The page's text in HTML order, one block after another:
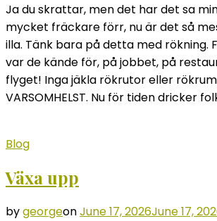
Ja du skrattar, men det har det sa
mycket fräckare förr, nu är det så
illa. Tänk bara på detta med rökning.
var de kände för, på jobbet, på
flyget! Inga jäkla rökrutor eller
VARSOMHELST. Nu för tiden dricker
Blog
Växa upp
bygeorgeonJune 17, 2026June 17,